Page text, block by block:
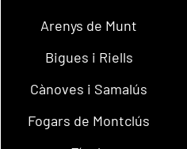
Arenys de Munt
Bigues i Riells
Cànoves i Samalús
Fogars de Montclús